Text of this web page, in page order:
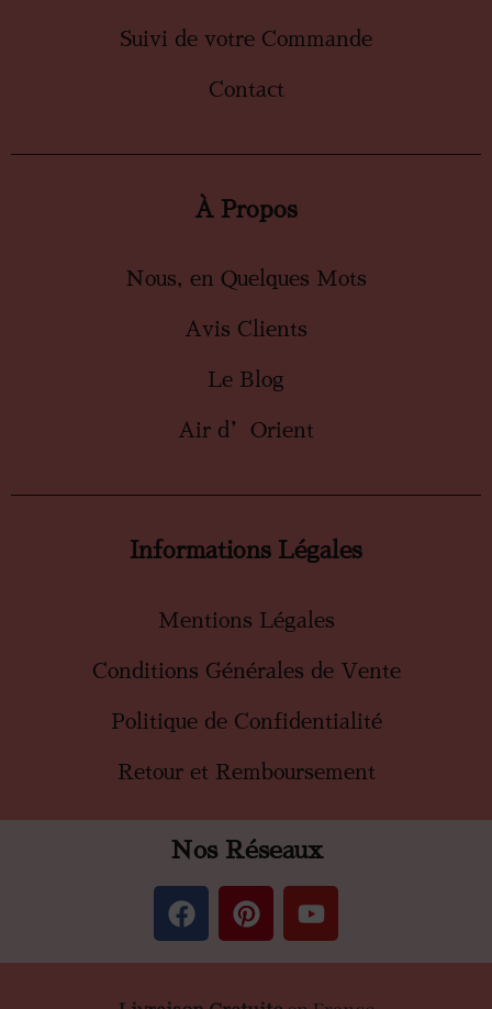
Suivi de votre Commande
Contact
À Propos
Nous, en Quelques Mots
Avis Clients
Le Blog
Air d’Orient
Informations Légales
Mentions Légales
Conditions Générales de Vente
Politique de Confidentialité
Retour et Remboursement
Nos Réseaux